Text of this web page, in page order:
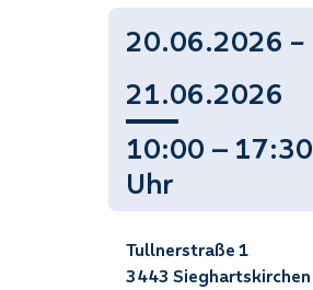
20.06.2026 –
21.06.2026
10:00 — 17:30
Uhr
Tullnerstraße 1
3443 Sieghartskirchen